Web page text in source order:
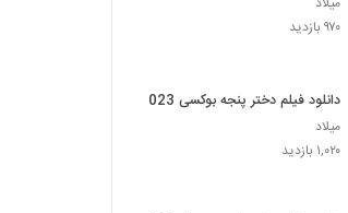
۹۷۰ بازدید
دانلود فیلم دختر پنجه بوکسی 2023
میلاد
۱,۰۲۰ بازدید